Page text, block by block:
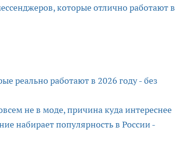
которые отлично работают в
реально работают в 2026 году - без
не в моде, причина куда интереснее
набирает популярность в России -